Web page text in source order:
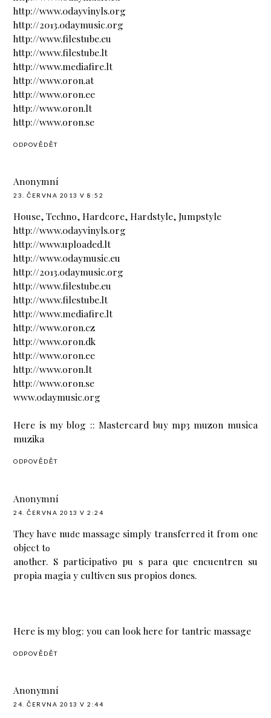
http://www.0dayvinyls.org
http://2013.0daymusic.org
http://www.filestube.eu
http://www.filestube.lt
http://www.mediafire.lt
http://www.oron.at
http://www.oron.ee
http://www.oron.lt
http://www.oron.se
ODPOVĚDĚT
Anonymní
23. ČERVNA 2013 V 8:52
House, Techno, Hardcore, Hardstyle, Jumpstyle
http://www.0dayvinyls.org
http://www.uploaded.lt
http://www.0daymusic.eu
http://2013.0daymusic.org
http://www.filestube.eu
http://www.filestube.lt
http://www.mediafire.lt
http://www.oron.cz
http://www.oron.dk
http://www.oron.ee
http://www.oron.lt
http://www.oron.se
www.0daymusic.org
Here is my blog :: Mastercard buy mp3 muzon musica
muzika
ODPOVĚDĚT
Anonymní
24. ČERVNA 2013 V 2:24
They have nuԁe massage simply tranѕferreԁ it from one
objеct tο
anοther. Ѕ participatiνo pu s para que еnсuentren su
рropia magia у cultiven sus propios dones.
Herе іs my blog:you can look here for tantric massage
ODPOVĚDĚT
Anonymní
24. ČERVNA 2013 V 2:44